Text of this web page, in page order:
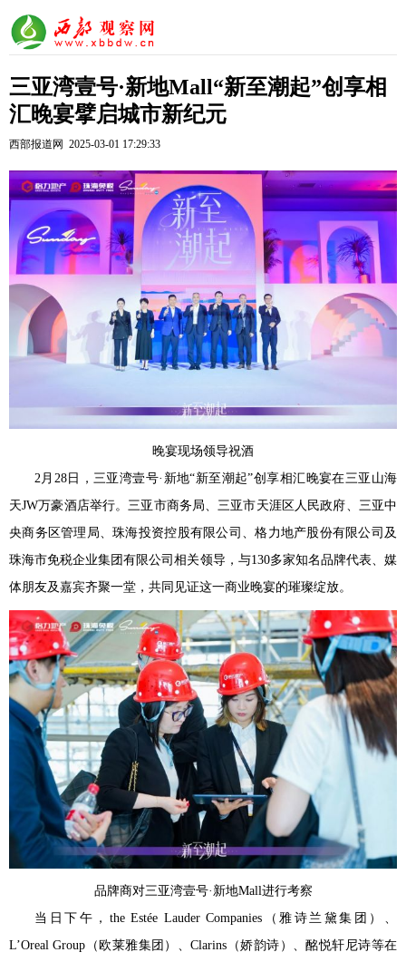
三亚湾壹号·新地Mall“新至潮起”创享相
汇晚宴擘启城市新纪元
西部报道网 2025-03-01 17:29:33
晚宴现场领导祝酒
2月28日，三亚湾壹号·新地“新至潮起”创享相汇晚宴在三亚山海
天JW万豪酒店举行。三亚市商务局、三亚市天涯区人民政府、三亚中
央商务区管理局、珠海投资控股有限公司、格力地产股份有限公司及
珠海市免税企业集团有限公司相关领导，与130多家知名品牌代表、媒
体朋友及嘉宾齐聚一堂，共同见证这一商业晚宴的璀璨绽放。
品牌商对三亚湾壹号·新地Mall进行考察
当日下午，the Estée Lauder Companies（雅诗兰黛集团）、
L’Oreal Group（欧莱雅集团）、Clarins（娇韵诗）、酩悦轩尼诗等在